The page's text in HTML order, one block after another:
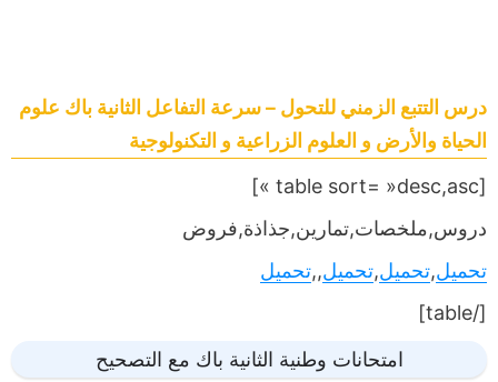
درس التتبع الزمني للتحول – سرعة التفاعل الثانية باك علوم
الحياة والأرض و العلوم الزراعية و التكنولوجية
[table sort= »desc,asc »]
دروس,ملخصات,تمارين,جذاذة,فروض
تحميل,تحميل,تحميل,,تحميل
[/table]
امتحانات وطنية الثانية باك مع التصحيح